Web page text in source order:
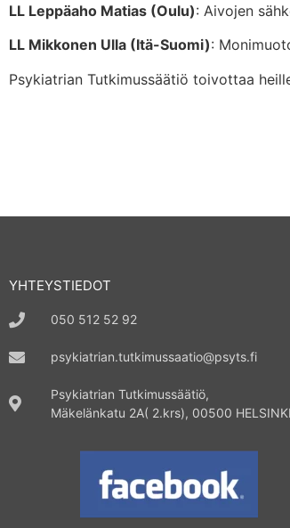
LL Leppäaho Matias (Oulu): Aivojen
LL Mikkonen Ulla (Itä-Suomi):
Psykiatrian Tutkimussäätiö toivottaa
YHTEYSTIEDOT
050 512 52 92
psykiatrian.tutkimussaatio@psyts.fi
Psykiatrian Tutkimussäätiö,
Mäkelänkatu 2A( 2.krs), 00500 HELSINKI